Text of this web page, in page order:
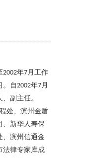
2002年7 月工作
。自2002年7 月
副主任。
处、滨州金盾
、新华人寿保
、滨州信通金
法律专家库成